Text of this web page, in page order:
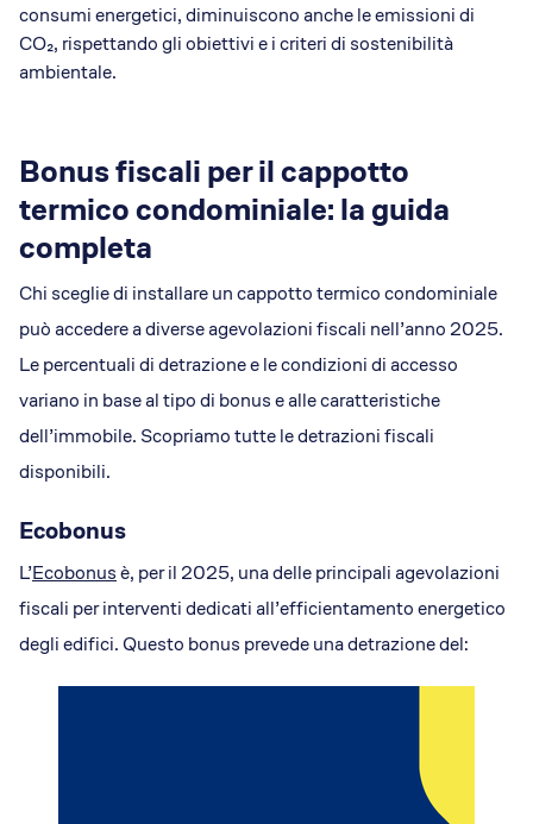
consumi energetici, diminuiscono anche le emissioni di
CO₂, rispettando gli obiettivi e i criteri di sostenibilità
ambientale.
Bonus fiscali per il cappotto
termico condominiale: la guida
completa
Chi sceglie di installare un cappotto termico condominiale
può accedere a diverse agevolazioni fiscali nell’anno 2025.
Le percentuali di detrazione e le condizioni di accesso
variano in base al tipo di bonus e alle caratteristiche
dell’immobile. Scopriamo tutte le detrazioni fiscali
disponibili.
Ecobonus
L’Ecobonusè, per il 2025, una delle principali agevolazioni
fiscali per interventi dedicati all’efficientamento energetico
degli edifici. Questo bonus prevede una detrazione del: